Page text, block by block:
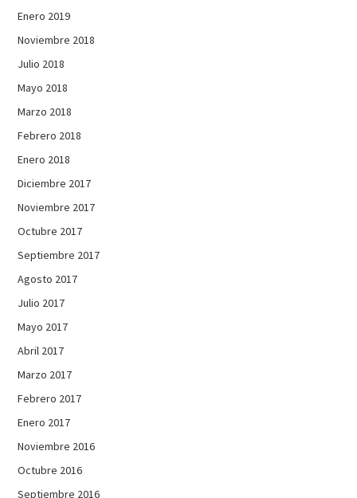
Enero 2019
Noviembre 2018
Julio 2018
Mayo 2018
Marzo 2018
Febrero 2018
Enero 2018
Diciembre 2017
Noviembre 2017
Octubre 2017
Septiembre 2017
Agosto 2017
Julio 2017
Mayo 2017
Abril 2017
Marzo 2017
Febrero 2017
Enero 2017
Noviembre 2016
Octubre 2016
Septiembre 2016